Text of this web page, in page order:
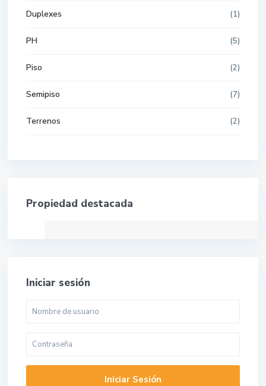
Duplexes (1)
PH (5)
Piso (2)
Semipiso (7)
Terrenos (2)
Propiedad destacada
Iniciar sesión
Iniciar Sesión